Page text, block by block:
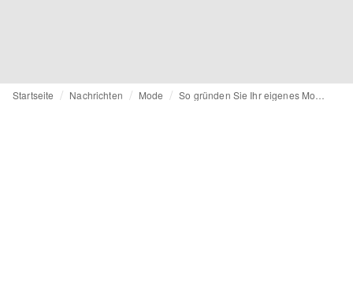
Startseite Nachrichten Mode